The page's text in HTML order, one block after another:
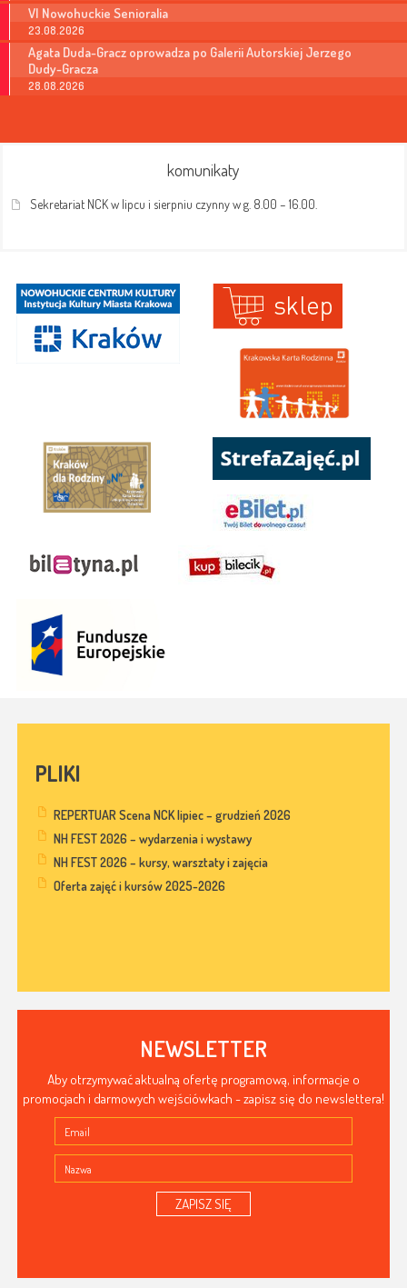
VI Nowohuckie Senioralia
23.08.2026
Agata Duda-Gracz oprowadza po Galerii Autorskiej Jerzego
Dudy-Gracza
28.08.2026
komunikaty
Sekretariat NCK w lipcu i sierpniu czynny w g. 8.00 – 16.00.
PLIKI
REPERTUAR Scena NCK lipiec – grudzień 2026
NH FEST 2026 – wydarzenia i wystawy
NH FEST 2026 – kursy, warsztaty i zajęcia
Oferta zajęć i kursów 2025-2026
NEWSLETTER
Aby otrzymywać aktualną ofertę programową, informacje o
promocjach i darmowych wejściówkach - zapisz się do newslettera!
ZAPISZ SIĘ